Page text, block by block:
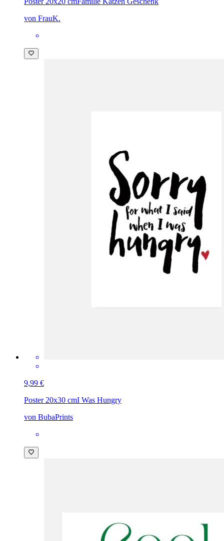
von FrauK.
9,99 €
Poster 20x30 cmI Was Hungry
von BubaPrints